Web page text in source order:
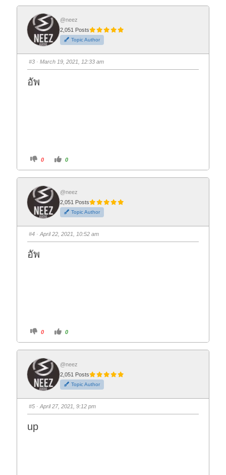
k
f
o
r
t
h
u
m
b
d
o
n
.
k
o
r
t
h
u
m
b
u
p
@neez
2,051 Posts
Topic Author
#3 · March 19, 2021, 12:33 am
อัพ
C
i
f
o
r
t
h
u
m
b
d
o
n
.
0
C
i
o
r
t
h
u
m
b
u
p
0
@neez
2,051 Posts
Topic Author
#4 · April 22, 2021, 10:52 am
อัพ
C
i
f
o
r
t
h
u
m
d
o
n
.
0
C
i
o
r
t
h
u
m
u
p
0
@neez
2,051 Posts
Topic Author
#5 · April 27, 2021, 9:12 pm
up